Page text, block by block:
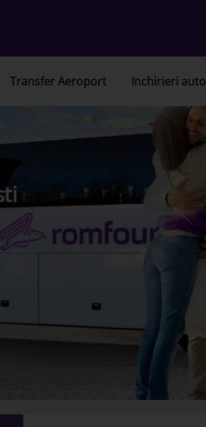
Transfer Aeroport Inchirieri auto